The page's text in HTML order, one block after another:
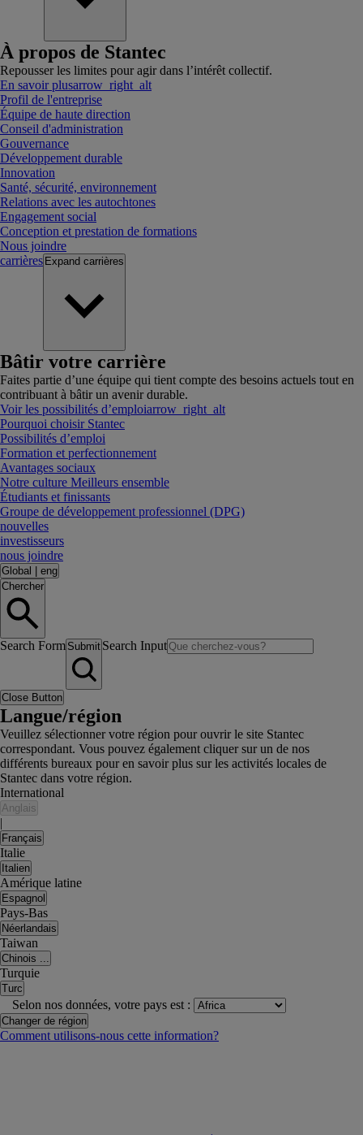
À propos de Stantec
Repousser les limites pour agir dans l’intérêt collectif.
En savoir plusarrow_right_alt
Profil de l'entreprise
Équipe de haute direction
Conseil d'administration
Gouvernance
Développement durable
Innovation
Santé, sécurité, environnement
Relations avec les autochtones
Engagement social
Conception et prestation de formations
Nous joindre
carrières Expand carrières
Bâtir votre carrière
Faites partie d’une équipe qui tient compte des besoins actuels tout en
contribuant à bâtir un avenir durable.
Voir les possibilités d’emploiarrow_right_alt
Pourquoi choisir Stantec
Possibilités d’emploi
Formation et perfectionnement
Avantages sociaux
Notre culture Meilleurs ensemble
Étudiants et finissants
Groupe de développement professionnel (DPG)
nouvelles
investisseurs
nous joindre
Global
eng
Chercher
Search Form Submit Search Input
Close Button
Langue/région
Veuillez sélectionner votre région pour ouvrir le site Stantec
correspondant. Vous pouvez également cliquer sur un de nos
différents bureaux pour en savoir plus sur les activités locales de
Stantec dans votre région.
International
Anglais
|
Français
Italie
Italien
Amérique latine
Espagnol
Pays-Bas
Néerlandais
Taiwan
Chinois ...
Turquie
Turc
Selon nos données, votre pays est :
Changer de région
Comment utilisons-nous cette information?